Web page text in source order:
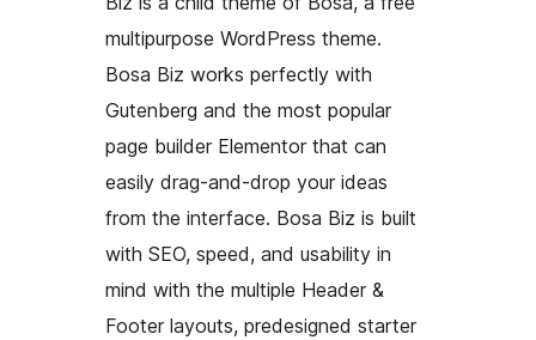
multipurpose WordPress theme.
Bosa Biz works perfectly with
Gutenberg and the most popular
page builder Elementor that can
easily drag-and-drop your ideas
from the interface. Bosa Biz is built
with SEO, speed, and usability in
mind with the multiple Header &
Footer layouts, predesigned starter